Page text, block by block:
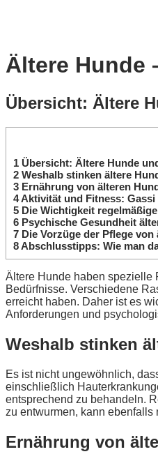
Ältere Hunde
Übersicht: Ältere
1 Übersicht: Ältere Hunde
2 Weshalb stinken ältere
3 Ernährung von älteren
4Aktivität und Fitness: Gassi
5 Die Wichtigkeit
6 Psychische Gesundheit
7 Die Vorzüge der Pflege
8Abschlusstipps: Wie man
Ältere Hunde haben spezielle
Bedürfnisse. Verschiedene
erreicht haben. Daher ist es
Anforderungen und
Weshalb stinken
Es ist nicht ungewöhnlich,
einschließlich
entsprechend zu behandeln.
zu entwurmen, kann ebenfalls
Ernährung von